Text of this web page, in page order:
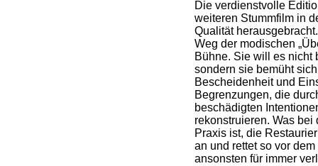
Die verdienstvolle
weiteren Stummfilm in
Qualität
Weg der modischen
Bühne. Sie will es nicht
sondern sie bemüht
Bescheidenheit und
Begrenzungen, die
beschädigten
rekonstruieren. Was
Praxis ist, die
an und rettet so vor
ansonsten für immer